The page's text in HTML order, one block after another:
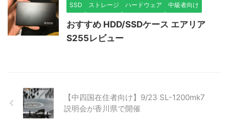
SSD ストレージ ハードウェア 中級者向け
おすすめ HDD/SSDケース エアリア
S255レビュー
【中四国在住者向け】9/23 SL-1200mk7
説明会が香川県で開催